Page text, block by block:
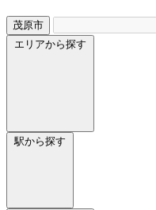
茂原市
エリアから探す
駅から探す